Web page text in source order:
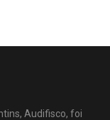
Audifisco, foi